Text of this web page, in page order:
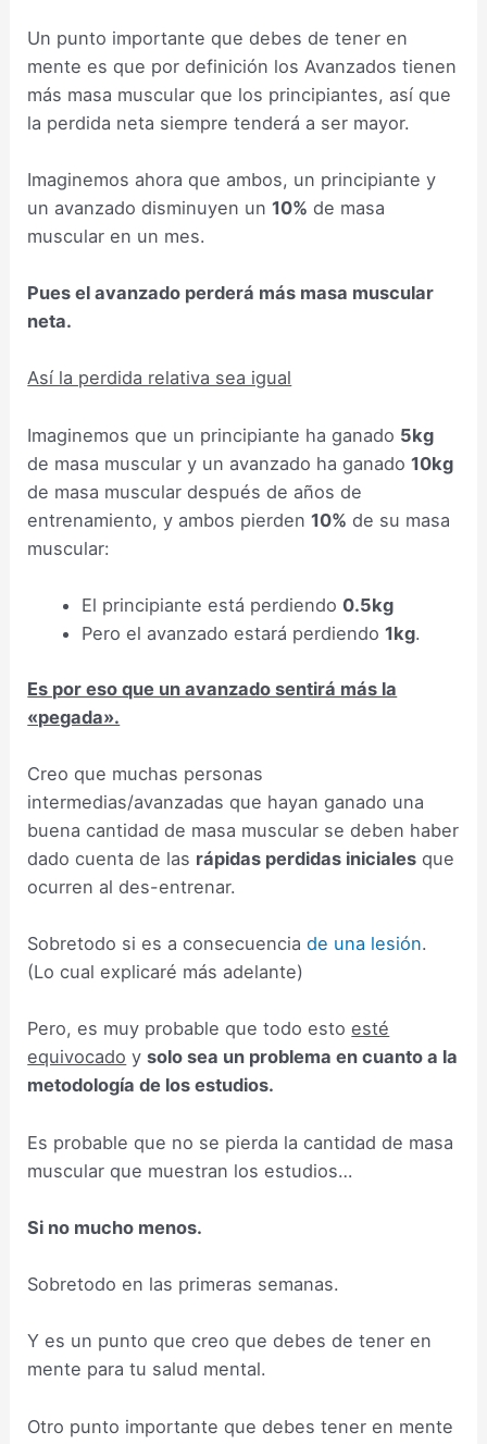
Un punto importante que debes de tener en
mente es que por definición los Avanzados tienen
más masa muscular que los principiantes, así que
la perdida neta siempre tenderá a ser mayor.
Imaginemos ahora que ambos, un principiante y
un avanzado disminuyen un10% de masa
muscular en un mes.
Pues el avanzado perderá más masa muscular
neta.
Así la perdida relativa sea igual
Imaginemos que un principiante ha ganado 5kg
de masa muscular y un avanzado ha ganado10kg
de masa muscular después de años de
entrenamiento, y ambos pierden10% de su masa
muscular:
El principiante está perdiendo 0.5kg
Pero el avanzado estará perdiendo 1kg.
Es por eso que un avanzado sentirá más la
«pegada».
Creo que muchas personas
intermedias/avanzadas que hayan ganado una
buena cantidad de masa muscular se deben haber
dado cuenta de las rápidas perdidas iniciales que
ocurren al des-entrenar.
Sobretodo si es a consecuenciade una lesión.
(Lo cual explicaré más adelante)
Pero, es muy probable que todo estoesté
equivocado ysolo sea un problema en cuanto a la
metodología de los estudios.
Es probable que no se pierda la cantidad de masa
muscular que muestran los estudios…
Si no mucho menos.
Sobretodo en las primeras semanas.
Y es un punto que creo que debes de tener en
mente para tu salud mental.
Otro punto importante que debes tener en mente